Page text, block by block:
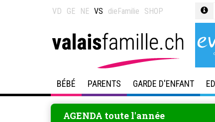
VD GE NE VS dieFamilie SHOP
BÉBÉ PARENTS GARDE D'ENFANT
AGENDA toute l'année